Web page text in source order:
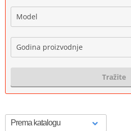
Model
Godina proizvodnje
Tražite